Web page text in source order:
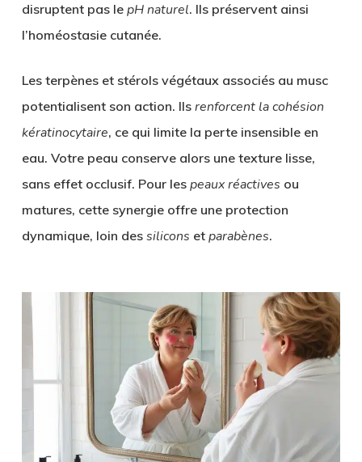
disruptent pas le pH naturel. Ils préservent ainsi
l’homéostasie cutanée.
Les terpèneset stérols végétauxassociés au musc
potentialisent son action. Ils renforcent la cohésion
kératinocytaire, ce qui limite la perte insensible en
eau. Votre peau conserve alors une texture lisse,
sans effet occlusif. Pour les peaux réactives ou
matures, cette synergie offre une protection
dynamique, loin des silicons et parabènes.